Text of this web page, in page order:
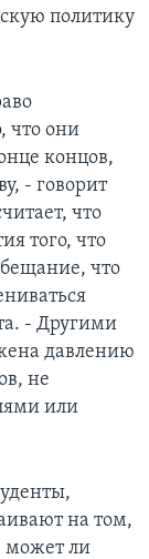
политику
что они
концов,
- говорит
что
того, что
что
- Другими
давлению
не
или
на том,
может ли